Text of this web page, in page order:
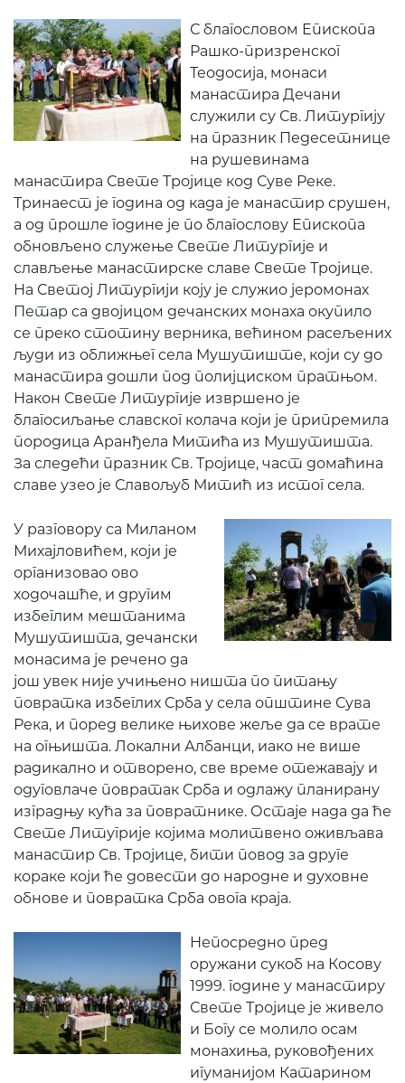
С благословом Епископа
Рашко-призренског
Теодосија, монаси
манастира Дечани
служили су Св. Литургију
на празник Педесетнице
на рушевинама
манастира Свете Тројице код Суве Реке.
Тринаест је година од када је манастир срушен,
а од прошле године је по благослову Епископа
обновљено служење Свете Литургије и
слављење манастирске славе Свете Тројице.
На Свeтој Литургији коју је служио јеромонах
Петар са двојицом дечанских монаха окупило
се преко стотину верника, већином расељених
људи из оближњег села Мушутиште, који су до
манастира дошли под полијциском пратњом.
Након Свете Литургије извршено је
благосиљање славског колача који је припремила
породица Аранђела Митића из Мушутишта.
За следећи празник Св. Тројице, част домаћина
славе узео је Славољуб Митић из истог села.
У разговору са Миланом
Михајловићем, који је
организовао ово
ходочашће, и другим
избеглим мештанима
Мушутишта, дечански
монасима је речено да
још увек није учињено ништа по питању
повратка избеглих Срба у села општине Сува
Река, и поред велике њихове жеље да се врате
на огњишта. Локални Албанци, иако не више
радикално и отворено, све време отежавају и
одуговлаче повратак Срба и одлажу планирану
изградњу кућа за повратнике. Остаје нада да ће
Свете Литугрије којима молитвено оживљава
манастир Св. Тројице, бити повод за друге
кораке који ће довести до народне и духовне
обнове и повратка Срба овога краја.
Непосредно пред
оружани сукоб на Косову
1999. године у манастиру
Свете Тројице је живело
и Богу се молило осам
монахиња, руковођених
игуманијом Катарином